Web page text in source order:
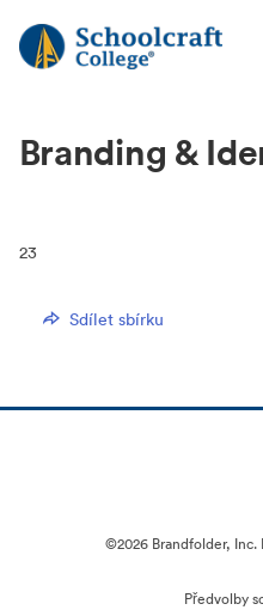
Branding &
23
Sdílet sbírku
©2026 Brandfolder,
Předvolby